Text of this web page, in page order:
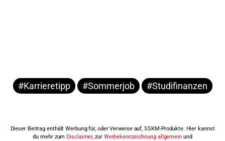
#Karrieretipp #Sommerjob #Studifinanzen
Dieser Beitrag enthält Werbung für, oder Verweise auf, SSKM-Produkte. Hier kannst
du mehr zum Disclaimer, zur Werbekennzeichnung allgemeinund